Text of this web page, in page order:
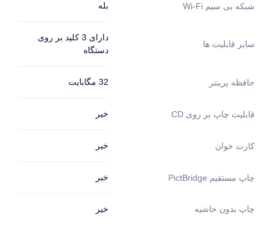
شبکه بی سیم Wi-Fi بله
سایر قابلیت ها
دارای 3 کلید بر روی
دستگاه
حافظه پرینتر 32 مگابایت
قابلیت چاپ بر روی CD خیر
کارت خوان خیر
چاپ مستقیم PictBridge خیر
چاپ بدون حاشیه خیر